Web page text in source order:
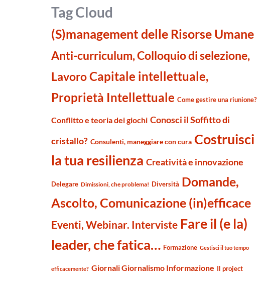
Tag Cloud
(S)management delle Risorse Umane
Anti-curriculum, Colloquio di selezione,
LavoroCapitale intellettuale,
Proprietà Intellettuale Come gestire una riunione?
Conflitto e teoria dei giochi Conosci il Soffitto di
cristallo? Consulenti, maneggiare con cura Costruisci
la tua resilienza Creatività e innovazione
Delegare Dimissioni, che problema! Diversità Domande,
Ascolto, Comunicazione (in)efficace
Eventi, Webinar. Interviste Fare il (e la)
leader, che fatica… Formazione Gestisci il tuo tempo
efficacemente? Giornali Giornalismo Informazione Il project